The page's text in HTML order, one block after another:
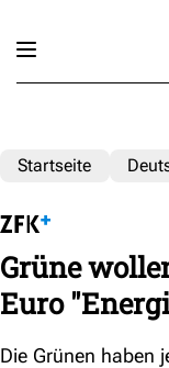
Startseite
Grüne
Euro
Die Grünen haben